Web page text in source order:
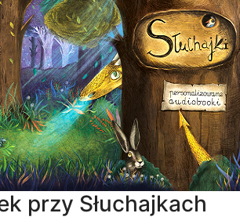
przy Słuchajkach